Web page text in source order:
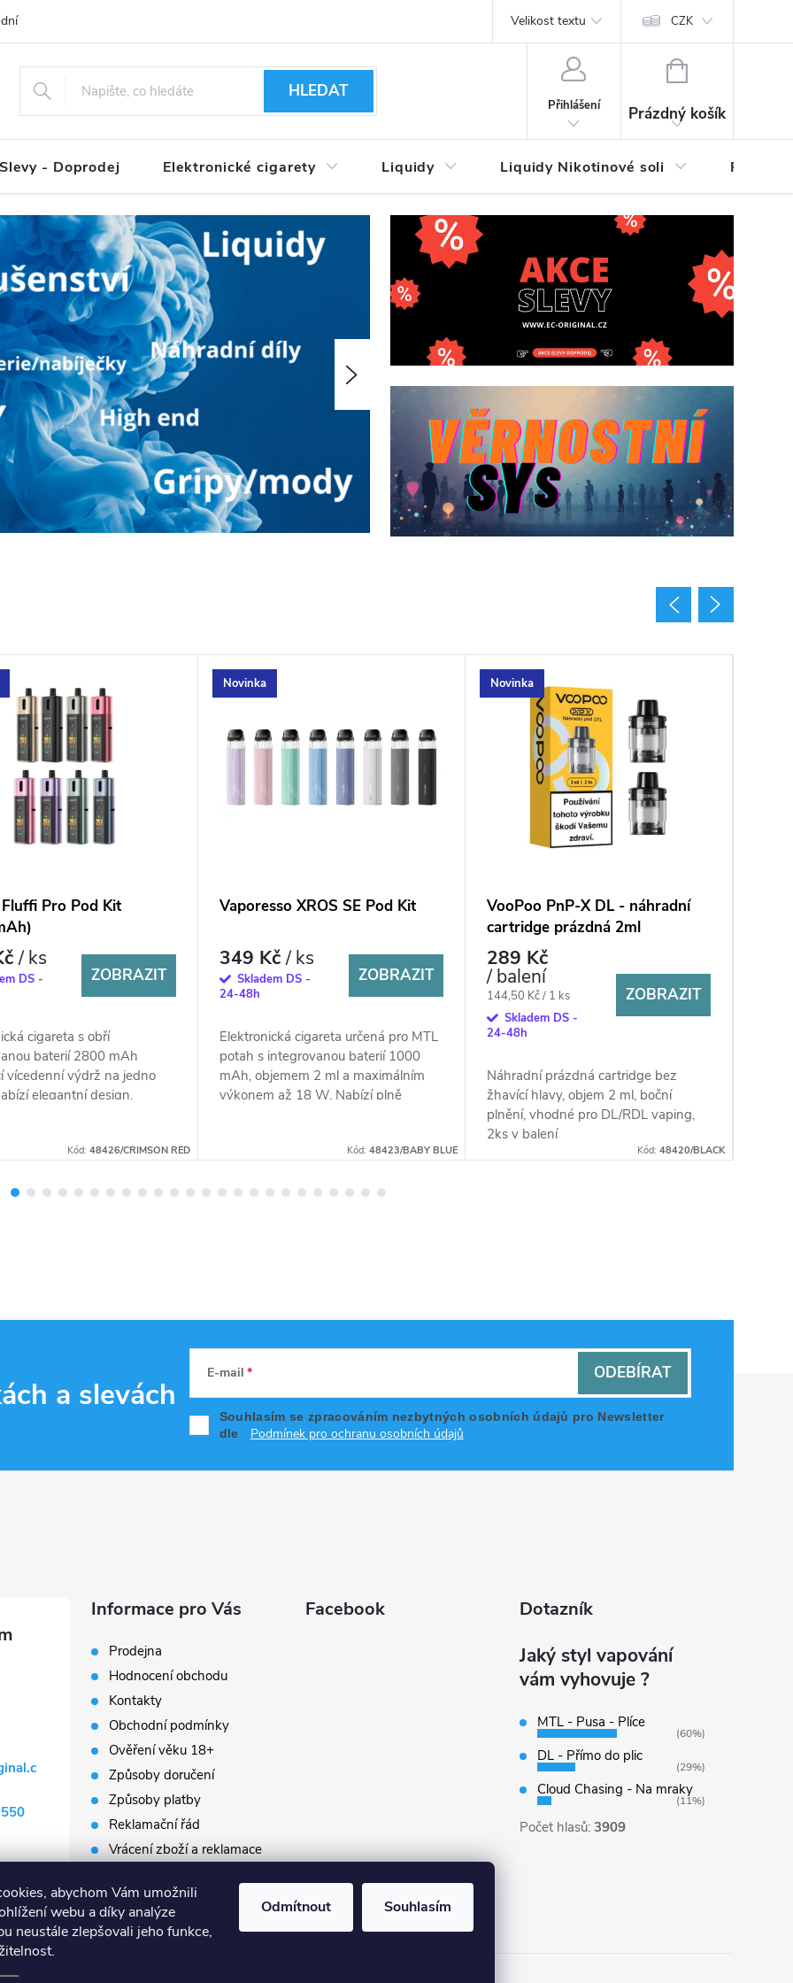
abychom Vám umožnili
webu a díky analýze
neustále zlepšovali jeho funkce,
Odmítnout Souhlasím
podmínky Reklamační řád Vrácení zboží a reklamace
Velikost textu CZK
HLEDAT
Přihlášení
NÁKUPNÍ
Prázdný košík
- Doprodej Elektronické cigarety Liquidy Liquidy Nikotinové soli
Následující
Pro Pod Kit
/ ks
DS -
ZOBRAZIT
cigareta s obří
baterií 2800 mAh
vícedenní výdrž na jedno
elegantní design,
Kód:48426/CRIMSON RED
Novinka
Vaporesso XROS SE Pod Kit
349 Kč/ ks
Skladem DS -
24-48h
ZOBRAZIT
Elektronická cigareta určená pro MTL
potah s integrovanou baterií 1000
mAh, objemem 2 ml a maximálním
výkonem až 18 W. Nabízí plně
Kód:48423/BABY BLUE
Novinka
VooPoo PnP-X DL - náhradní
cartridge prázdná 2ml
289 Kč
/ balení
Měrná
cena:
144,50 Kč / 1 ks
Skladem DS -
24-48h
ZOBRAZIT
Náhradní prázdná cartridge bez
žhavící hlavy, objem 2 ml, boční
plnění, vhodné pro DL/RDL vaping,
2ks v balení
Kód:48420/BLACK
a slevách
E-mail
Souhlasím se zpracováním nezbytných osobních údajů pro Newsletter
dle
Podmínek pro ochranu osobních údajů
ODEBÍRAT
Informace pro Vás
Prodejna
Hodnocení obchodu
Kontakty
Obchodní podmínky
Ověření věku 18+
Způsoby doručení
Způsoby platby
Reklamační řád
Vrácení zboží a reklamace
Prodávané značky
Slovník pojmů
Facebook Dotazník
Jaký styl vapování
vám vyhovuje ?
MTL - Pusa - Plíce
(60%)
DL - Přímo do plic
(29%)
Cloud Chasing - Na mraky
(11%)
Počet hlasů: 3909